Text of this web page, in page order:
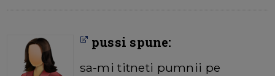
pussi spune:
sa-mi titneti pumnii pe